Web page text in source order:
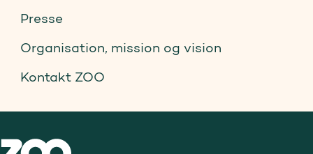
Presse
Organisation, mission og vision
Kontakt ZOO